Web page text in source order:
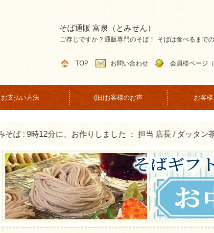
そば通販 富泉（とみせん）
ご存じですか？通販専門のそば！ そばは食べるまで
TOP お問い合わせ 会員様ページ
お支払い方法 (旧)お客様のお声 お客